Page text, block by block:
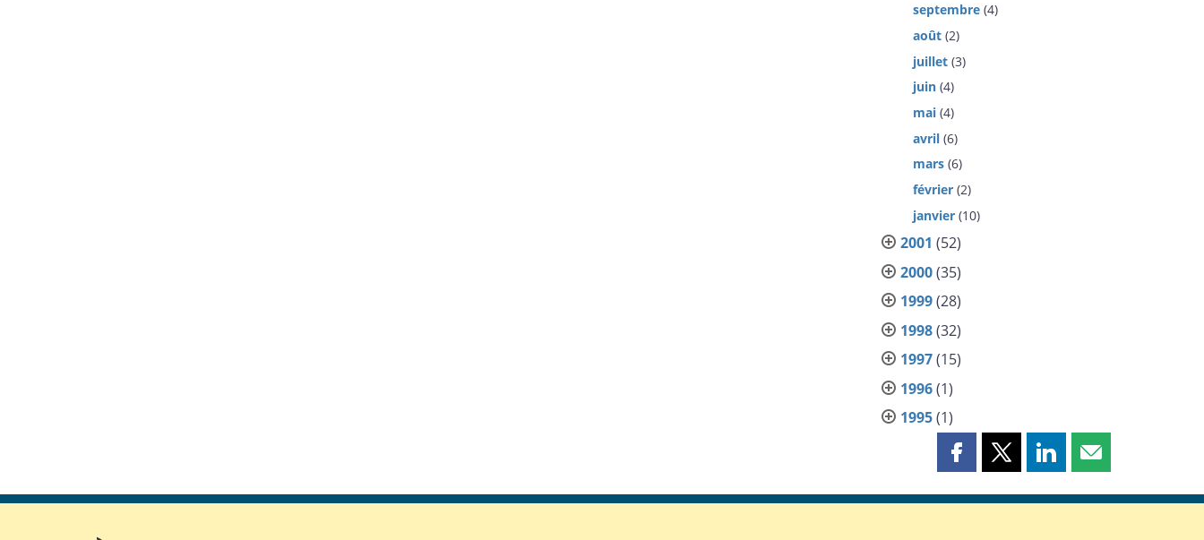
septembre (4)
août (2)
juillet (3)
juin (4)
mai (4)
avril (6)
mars (6)
février (2)
janvier (10)
2001 (52)
2000(35)
1999(28)
1998(32)
1997(15)
1996(1)
1995(1)
Partager
page
Partager
page
Partager
page
Partager
page